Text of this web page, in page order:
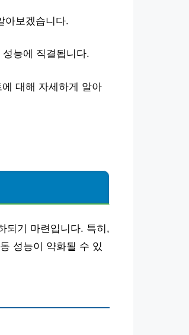
아보겠습니다.
능에 직결됩니다.
대해 자세하게 알아
되기 마련입니다. 특히,
성능이 약화될 수 있